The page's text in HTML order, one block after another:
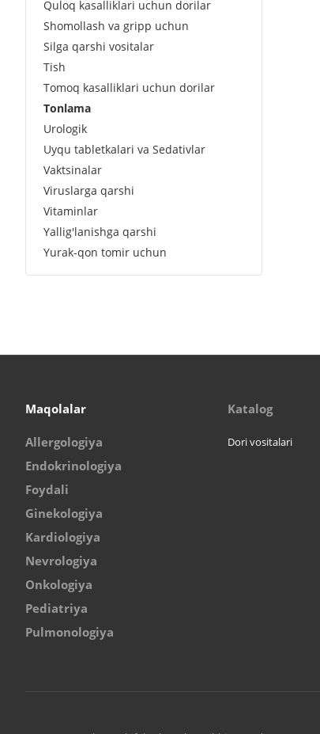
Quloq kasalliklari uchun dorilar
Shomollash va gripp uchun
Silga qarshi vositalar
Tish
Tomoq kasalliklari uchun dorilar
Tonlama
Urologik
Uyqu tabletkalari va Sedativlar
Vaktsinalar
Viruslarga qarshi
Vitaminlar
Yallig'lanishga qarshi
Yurak-qon tomir uchun
Maqolalar
Allergologiya
Endokrinologiya
Foydali
Ginekologiya
Kardiologiya
Nevrologiya
Onkologiya
Pediatriya
Pulmonologiya
Katalog
Dori vositalari